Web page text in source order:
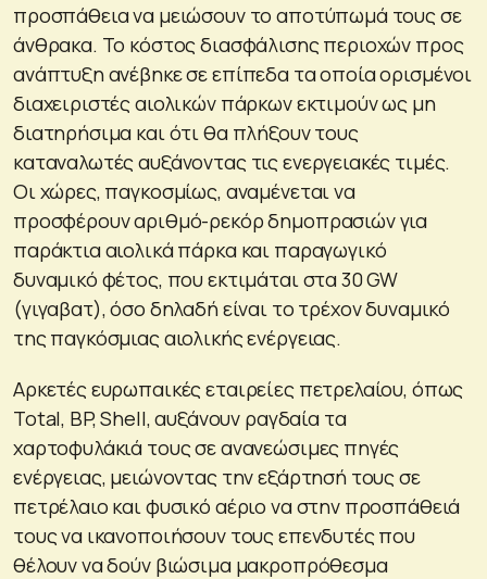
προσπάθεια να μειώσουν το αποτύπωμά τους σε
άνθρακα. Το κόστος διασφάλισης περιοχών προς
ανάπτυξη ανέβηκε σε επίπεδα τα οποία ορισμένοι
διαχειριστές αιολικών πάρκων εκτιμούν ως μη
διατηρήσιμα και ότι θα πλήξουν τους
καταναλωτές αυξάνοντας τις ενεργειακές τιμές.
Οι χώρες, παγκοσμίως, αναμένεται να
προσφέρουν αριθμό-ρεκόρ δημοπρασιών για
παράκτια αιολικά πάρκα και παραγωγικό
δυναμικό φέτος, που εκτιμάται στα 30 GW
(γιγαβατ), όσο δηλαδή είναι το τρέχον δυναμικό
της παγκόσμιας αιολικής ενέργειας.
Αρκετές ευρωπαικές εταιρείες πετρελαίου, όπως
Total, BP, Shell, αυξάνουν ραγδαία τα
χαρτοφυλάκιά τους σε ανανεώσιμες πηγές
ενέργειας, μειώνοντας την εξάρτησή τους σε
πετρέλαιο και φυσικό αέριο να στην προσπάθειά
τους να ικανοποιήσουν τους επενδυτές που
θέλουν να δούν βιώσιμα μακροπρόθεσμα